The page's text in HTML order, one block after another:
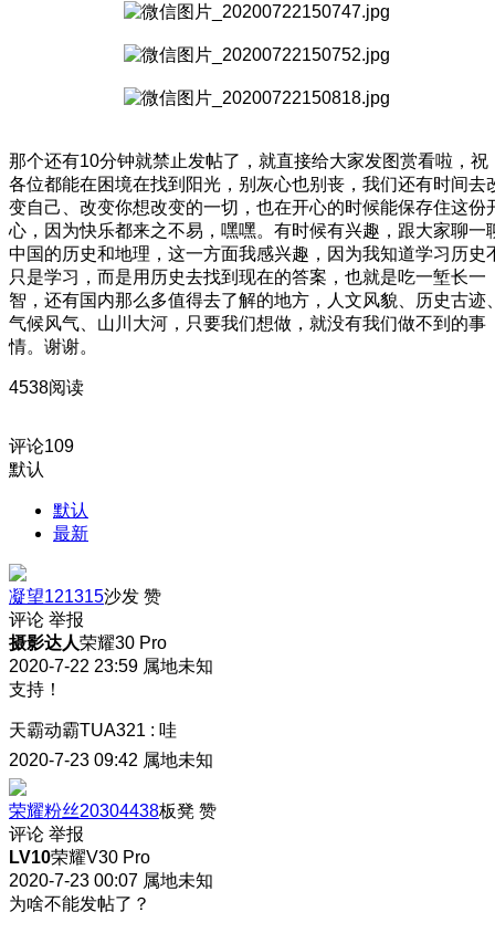
那个还有10分钟就禁止发帖了，就直接给大家发图赏看啦，祝
各位都能在困境在找到阳光，别灰心也别丧，我们还有时间去
变自己、改变你想改变的一切，也在开心的时候能保存住这份
心，因为快乐都来之不易，嘿嘿。有时候有兴趣，跟大家聊一
中国的历史和地理，这一方面我感兴趣，因为我知道学习历史
只是学习，而是用历史去找到现在的答案，也就是吃一堑长一
智，还有国内那么多值得去了解的地方，人文风貌、历史古迹
气候风气、山川大河，只要我们想做，就没有我们做不到的事
情。谢谢。
4538阅读
评论109
默认
默认
最新
凝望121315沙发 赞
评论 举报
摄影达人荣耀30 Pro
2020-7-22 23:59 属地未知
支持！
天霸动霸TUA321 : 哇
2020-7-23 09:42 属地未知
荣耀粉丝20304438板凳 赞
评论 举报
LV10荣耀V30 Pro
2020-7-23 00:07 属地未知
为啥不能发帖了？